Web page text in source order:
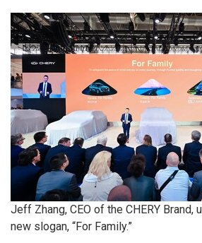
Jeff Zhang, CEO of the CHERY Brand,
new slogan, “For Family.”